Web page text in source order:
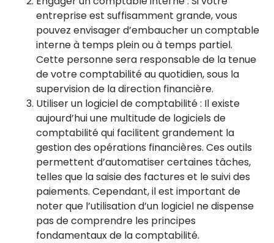
entreprise est suffisamment grande, vous
pouvez envisager d’embaucher un comptable
interne à temps plein ou à temps partiel.
Cette personne sera responsable de la tenue
de votre comptabilité au quotidien, sous la
supervision de la direction financière.
Utiliser un logiciel de comptabilité : Il existe
aujourd’hui une multitude de logiciels de
comptabilité qui facilitent grandement la
gestion des opérations financières. Ces outils
permettent d’automatiser certaines tâches,
telles que la saisie des factures et le suivi des
paiements. Cependant, il est important de
noter que l’utilisation d’un logiciel ne dispense
pas de comprendre les principes
fondamentaux de la comptabilité.